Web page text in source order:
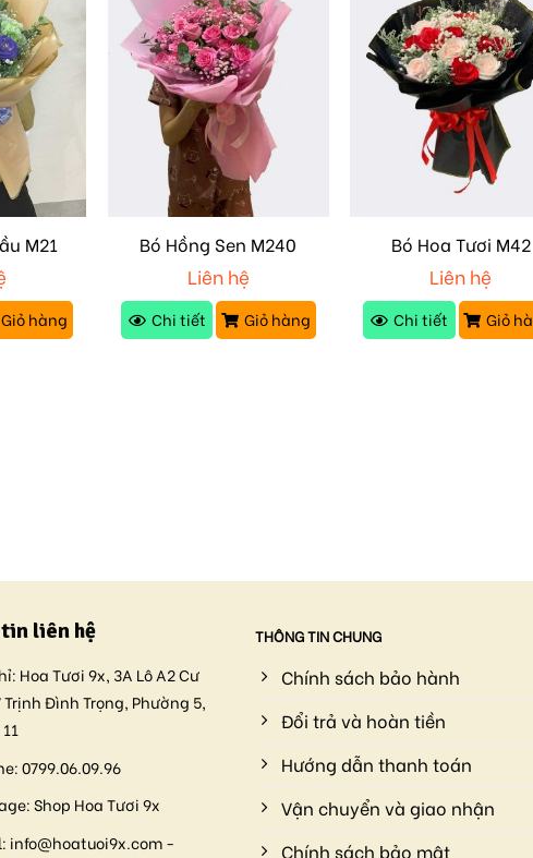
M21
Giỏ hàng
Bó Hồng Sen M240
Liên hệ
Chi tiết Giỏ hàng
Bó Hoa Tươi M42
Liên hệ
Chi tiết Giỏ
liên hệ
Hoa Tươi 9x, 3A Lô A2 Cư
Trịnh Đình Trọng, Phường 5,
0799.06.09.96
Shop Hoa Tươi 9x
info@hoatuoi9x.com -
THÔNG TIN CHUNG
Chính sách bảo hành
Đổi trả và hoàn tiền
Hướng dẫn thanh toán
Vận chuyển và giao nhận
Chính sách bảo mật